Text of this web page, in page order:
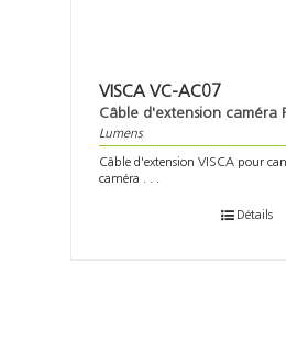
VISCA VC-AC07
Câble d'extension caméra
Lumens
Câble d'extension VISCA pour
caméra . . .
Détails